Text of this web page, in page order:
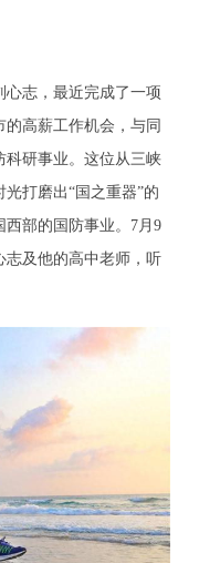
心志，最近完成了一项
高薪工作机会，与同
科研事业。这位从三峡
打磨出“国之重器”的
部的国防事业。7月9
志及他的高中老师，听